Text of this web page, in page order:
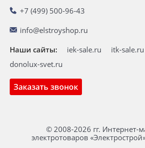
+7 (499) 500-96-43
info@elstroyshop.ru
Заказать звонок
Наши сайты: iek-sale.ru itk-sale.ru
donolux-svet.ru
© 2008-2026 гг. Интернет-
электротоваров